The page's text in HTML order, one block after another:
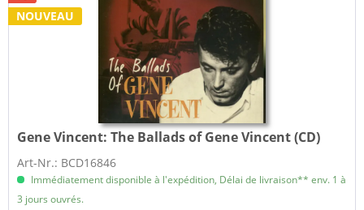
NOUVEAU
Gene Vincent:The Ballads of Gene Vincent (CD)
Art-Nr.: BCD16846
Immédiatement disponible à l'expédition, Délai de livraison** env. 1 à
3 jours ouvrés.